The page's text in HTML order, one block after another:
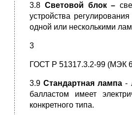
3.8 Световой блок –
устройства
одной или несколькими
3
ГОСТ Р 51317.3.2-99 (МЭК
3.9 Стандартная лампа-
балластом имеет
конкретного типа.